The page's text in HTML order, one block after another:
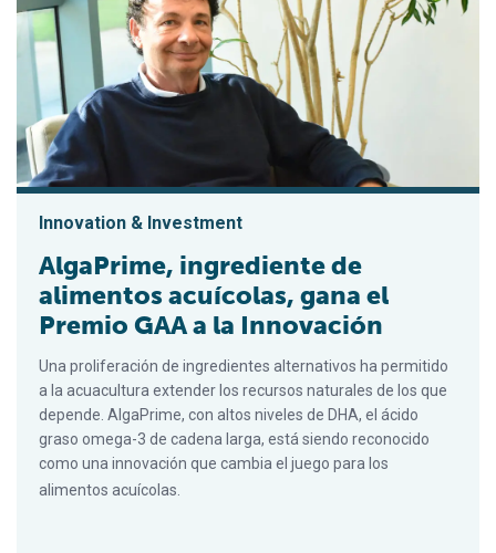
Innovation & Investment
AlgaPrime, ingrediente de
alimentos acuícolas, gana el
Premio GAA a la Innovación
Una proliferación de ingredientes alternativos ha permitido
a la acuacultura extender los recursos naturales de los que
depende. AlgaPrime, con altos niveles de DHA, el ácido
graso omega-3 de cadena larga, está siendo reconocido
como una innovación que cambia el juego para los
alimentos acuícolas.